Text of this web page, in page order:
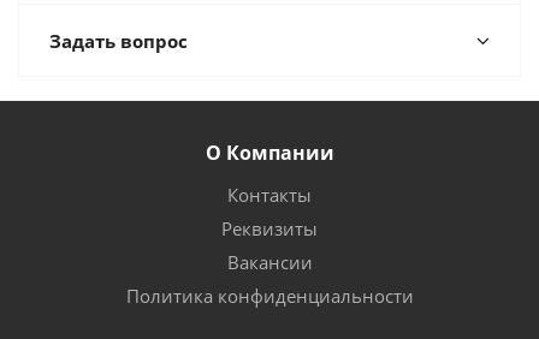
Задать вопрос
О Компании
Контакты
Реквизиты
Вакансии
Политика конфиденциальности